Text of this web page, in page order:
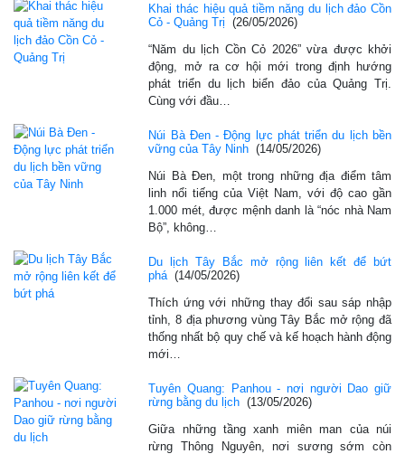
Khai thác hiệu quả tiềm năng du lịch đảo Cồn
Cỏ - Quảng Trị
(26/05/2026)
“Năm du lịch Cồn Cỏ 2026” vừa được khởi
động, mở ra cơ hội mới trong định hướng
phát triển du lịch biển đảo của Quảng Trị.
Cùng với đầu…
Núi Bà Đen - Động lực phát triển du lịch bền
vững của Tây Ninh (14/05/2026)
Núi Bà Đen, một trong những địa điểm tâm
linh nổi tiếng của Việt Nam, với độ cao gần
1.000 mét, được mệnh danh là “nóc nhà Nam
Bộ”, không…
Du lịch Tây Bắc mở rộng liên kết để bứt
phá (14/05/2026)
Thích ứng với những thay đổi sau sáp nhập
tỉnh, 8 địa phương vùng Tây Bắc mở rộng đã
thống nhất bộ quy chế và kế hoạch hành động
mới…
Tuyên Quang: Panhou - nơi người Dao giữ
rừng bằng du lịch (13/05/2026)
Giữa những tầng xanh miên man của núi
rừng Thông Nguyên, nơi sương sớm còn